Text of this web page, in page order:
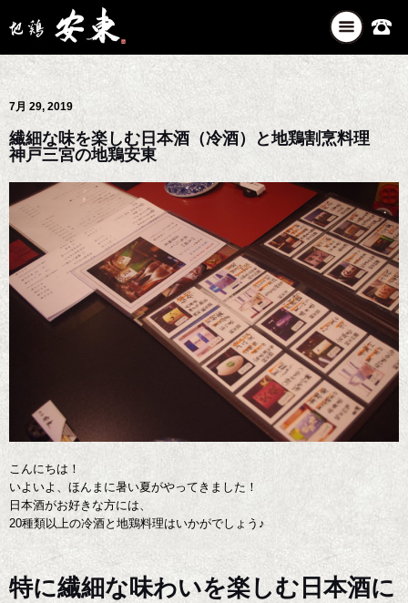
ナ
ビ
ゲ
シ
ョ
ン
り
替
え
7月 29, 2019
繊細な味を楽しむ日本酒（冷酒）と地鶏割烹料理
神戸三宮の地鶏安東
こんにちは！
いよいよ、ほんまに暑い夏がやってきました！
日本酒がお好きな方には、
20種類以上の冷酒と地鶏料理はいかがでしょう♪
特に繊細な味わいを楽しむ日本酒に